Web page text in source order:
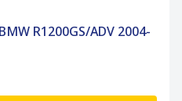
R1200GS/ADV 2004-